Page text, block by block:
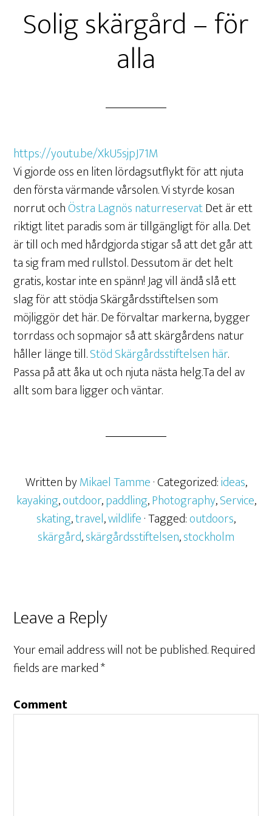
Solig skärgård – för
alla
https://youtu.be/XkU5sjpJ71M
Vi gjorde oss en liten lördagsutflykt för att njuta
den första värmande vårsolen. Vi styrde kosan
norrut ochÖstra Lagnös naturreservatDet är ett
riktigt litet paradis som är tillgängligt för alla. Det
är till och med hårdgjorda stigar så att det går att
ta sig fram med rullstol. Dessutom är det helt
gratis, kostar inte en spänn! Jag vill ändå slå ett
slag för att stödja Skärgårdsstiftelsen som
möjliggör det här. De förvaltar markerna, bygger
torrdass och sopmajor så att skärgårdens natur
håller länge till.Stöd Skärgårdsstiftelsen här.
Passa på att åka ut och njuta nästa helg.Ta del av
allt som bara ligger och väntar.
Written byMikael Tamme· Categorized:ideas,
kayaking,outdoor,paddling,Photography,Service,
skating,travel,wildlife· Tagged:outdoors,
skärgård,skärgårdsstiftelsen,stockholm
Leave a Reply
Your email address will not be published.Required
fields are marked*
Comment